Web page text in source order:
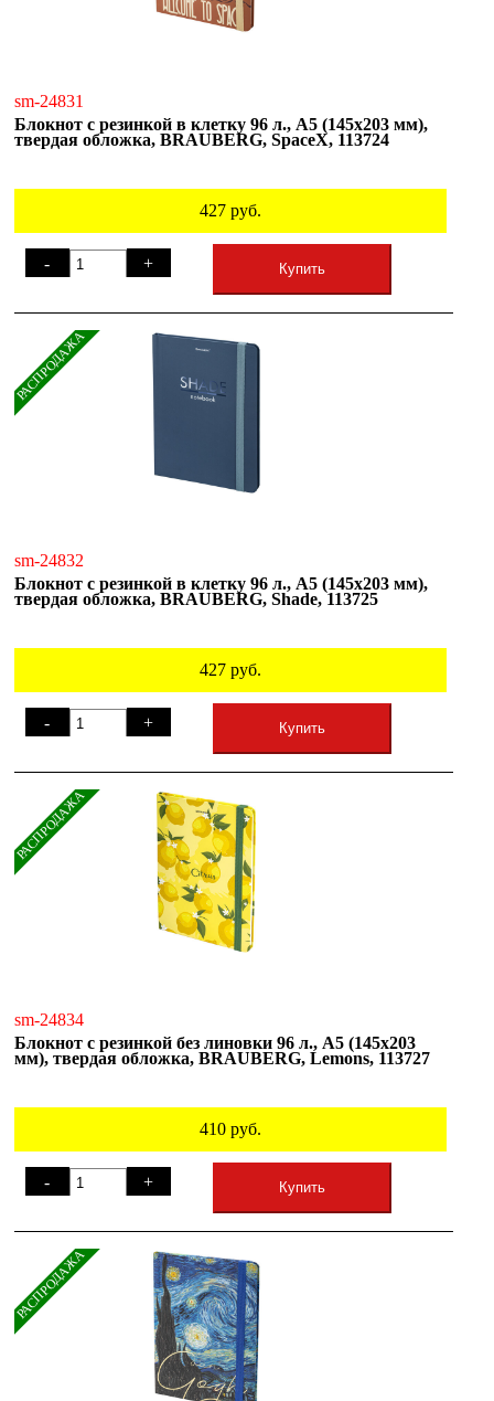
sm-24831
Блокнот с резинкой в клетку 96 л., А5 (145х203 мм),
твердая обложка, BRAUBERG, SpaceX, 113724
427 руб.
- + Купить
РАСПРОДАЖА
sm-24832
Блокнот с резинкой в клетку 96 л., А5 (145х203 мм),
твердая обложка, BRAUBERG, Shade, 113725
427 руб.
- + Купить
РАСПРОДАЖА
sm-24834
Блокнот с резинкой без линовки 96 л., А5 (145х203
мм), твердая обложка, BRAUBERG, Lemons, 113727
410 руб.
- + Купить
РАСПРОДАЖА